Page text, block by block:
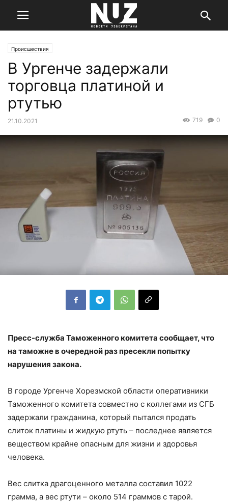
Происшествия
В Ургенче задержали
торговца платиной и
ртутью
21.10.2021 0
719
Пресс-служба Таможенного комитета сообщает, что
на таможне в очередной раз пресекли попытку
нарушения закона.
В городе Ургенче Хорезмской области оперативники
Таможенного комитета совместно с коллегами из СГБ
задержали гражданина, который пытался продать
слиток платины и жидкую ртуть – последнее является
веществом крайне опасным для жизни и здоровья
человека.
Вес слитка драгоценного металла составил 1022
грамма, а вес ртути – около 514 граммов с тарой.